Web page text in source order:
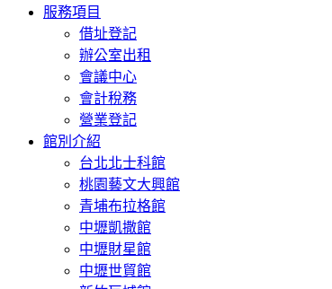
服務項目
借址登記
辦公室出租
會議中心
會計稅務
營業登記
館別介紹
台北北士科館
桃園藝文大興館
青埔布拉格館
中壢凱撒館
中壢財星館
中壢世貿館